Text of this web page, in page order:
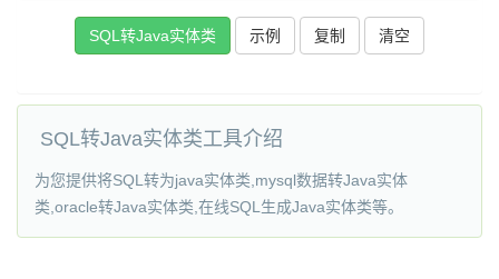
SQL转Java实体类 示例 复制 清空
SQL转Java实体类工具介绍
为您提供将SQL转为java实体类,mysql数据转Java实体
类,oracle转Java实体类,在线SQL生成Java实体类等。